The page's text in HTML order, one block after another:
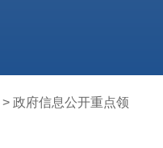
> 政府信息公开重点领